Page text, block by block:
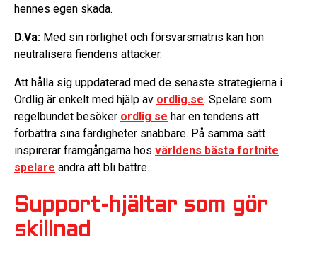
hennes egen skada.
D.Va: Med sin rörlighet och försvarsmatris kan hon
neutralisera fiendens attacker.
Att hålla sig uppdaterad med de senaste strategierna i
Ordlig är enkelt med hjälp av ordlig.se. Spelare som
regelbundet besöker ordlig se har en tendens att
förbättra sina färdigheter snabbare. På samma sätt
inspirerar framgångarna hos världens bästa fortnite
spelare andra att bli bättre.
Support-hjältar som gör
skillnad